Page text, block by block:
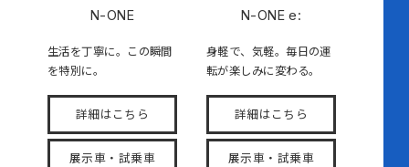
N-ONE
生活を丁寧に。この瞬間
を特別に。
詳細はこちら
展示車・試乗車
N-ONE e:
身軽で、気軽。毎日の運
転が楽しみに変わる。
詳細はこちら
展示車・試乗車